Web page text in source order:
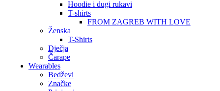
Hoodie i dugi rukavi
T-shirts
FROM ZAGREB WITH LOVE
Ženska
T-Shirts
Dječja
Čarape
Wearables
Bedževi
Značke